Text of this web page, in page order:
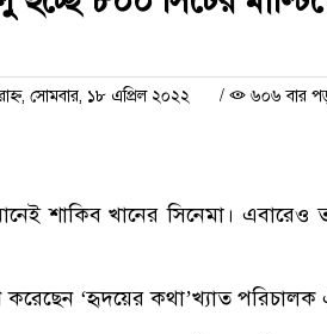
সোমবার, ১৮ এপ্রিল ২০২২ / ৬০৬ বার
শাকিব খানের সিনেমা। এবারেও
করেছেন ‘হৃদয়ের কথা’খ্যাত